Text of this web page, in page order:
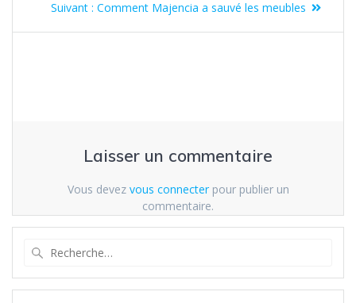
Suivant : Comment Majencia a sauvé les meubles
Laisser un commentaire
Vous devez vous connecterpour publier un
commentaire.